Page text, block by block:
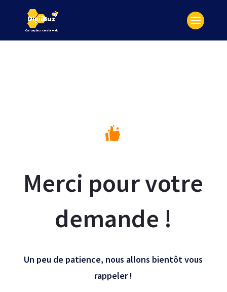
Merci pour votre
demande !
Un peu de patience, nous allons bientôt vous
rappeler !